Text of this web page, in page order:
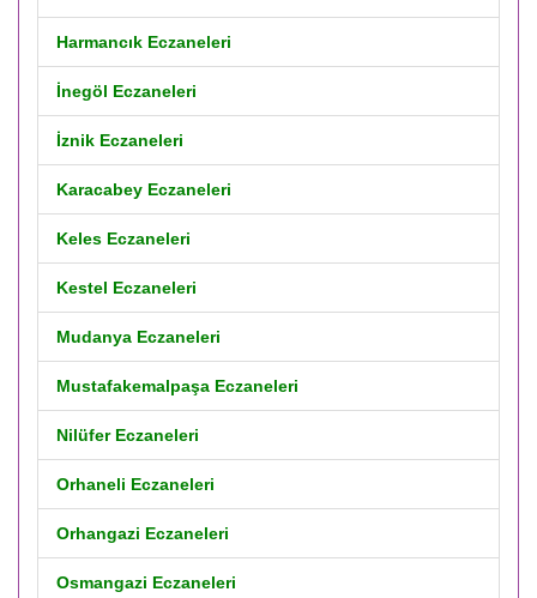
Harmancık Eczaneleri
İnegöl Eczaneleri
İznik Eczaneleri
Karacabey Eczaneleri
Keles Eczaneleri
Kestel Eczaneleri
Mudanya Eczaneleri
Mustafakemalpaşa Eczaneleri
Nilüfer Eczaneleri
Orhaneli Eczaneleri
Orhangazi Eczaneleri
Osmangazi Eczaneleri